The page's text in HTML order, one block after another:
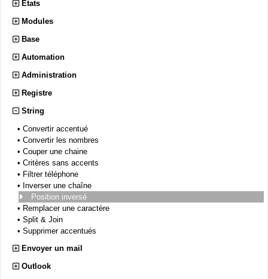
Etats
Modules
Base
Automation
Administration
Registre
String
• Convertir accentué
• Convertir les nombres
• Couper une chaine
• Critères sans accents
• Filtrer téléphone
• Inverser une chaîne
Position inversé
• Remplacer une caractère
• Split & Join
• Supprimer accentués
Envoyer un mail
Outlook